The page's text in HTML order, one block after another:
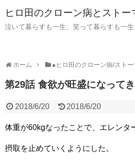
ヒロ田のクローン病とストー
泣いて暮らすも一生、笑って暮らすも一生
ホーム ●ヒロ田のクローン病/ストー
第29話 食欲が旺盛になって
2018/6/20 2018/6/20
体重が60kgなったことで、エレンタ
摂取を止めていくようにした。